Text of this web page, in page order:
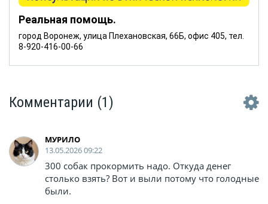
Реальная помощь.
город Воронеж, улица Плехановская, 66Б, офис 405, тел.
8-920-416-00-66
Комментарии (1)
МУРИЛО
13.05.2026 09:22
300 собак прокормить надо. Откуда денег
столько взять? Вот и выли потому что голодные
были.